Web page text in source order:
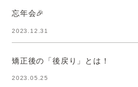
忘年会🎉
2023.12.31
矯正後の「後戻り」とは！
2023.05.25